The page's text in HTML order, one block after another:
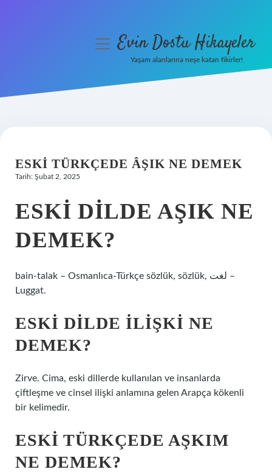
Hakkımızda
menüyüEvin Dostu Hikayeler
Yaşam alanlarına neşe katan fikirler!
ESKI TÜRKÇEDE ÂŞIK NE DEMEK
Tarih: Şubat 2, 2025
ESKI DILDE AŞIK NE
DEMEK?
bain-talak – Osmanlıca-Türkçe sözlük, sözlük, لغت –
Luggat.
ESKI DILDE ILIŞKI NE
DEMEK?
Zirve. Cima, eski dillerde kullanılan ve insanlarda
çiftleşme ve cinsel ilişki anlamına gelen Arapça kökenli
bir kelimedir.
ESKI TÜRKÇEDE AŞKIM
NE DEMEK?